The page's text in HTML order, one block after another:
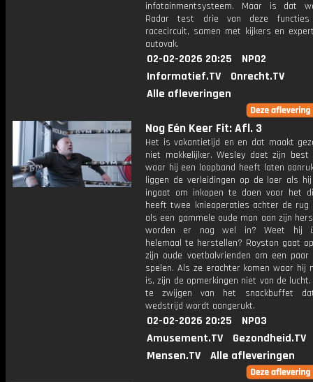
infotainmentsysteem. Maar is dat
Radar test drie van deze
racecircuit, samen met kijkers en
autovak.
02-02-2026 20:25
NPO2
Informatief.TV
Onrecht.TV
Alle afleveringen
Nog Eén Keer Fit: Afl. 3
Het is vakantietijd en en dat maakt
niet makkelijker. Wesley doet zijn best
waar hij een loopband heeft laten
liggen de verleidingen op de loer als
ingaat om inkopen te doen voor het
heeft twee knieoperaties achter de rug
als een gammele oude man aan zijn
worden er nog wel in? Weet hij
helemaal te herstellen? Royston gaat
zijn oude voetbalvrienden om een
spelen. Als ze erachter komen waar hij
is, zijn de opmerkingen niet van de
te zwijgen van het snackbuffet
wedstrijd wordt aangerukt.
02-02-2026 20:25
NPO3
Amusement.TV
Gezondheid.TV
Mensen.TV
Alle afleveringen